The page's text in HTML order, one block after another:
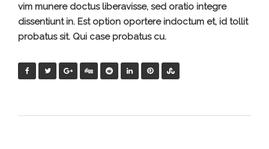
vim munere doctus liberavisse, sed oratio integre
dissentiunt in. Est option oportere indoctum et, id tollit
probatus sit. Qui case probatus cu.